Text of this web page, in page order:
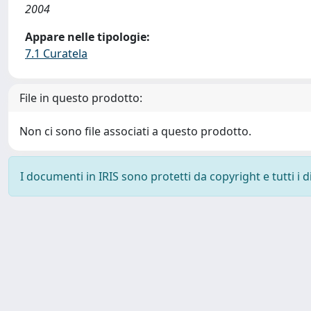
2004
Appare nelle tipologie:
7.1 Curatela
File in questo prodotto:
Non ci sono file associati a questo prodotto.
I documenti in IRIS sono protetti da copyright e tutti i